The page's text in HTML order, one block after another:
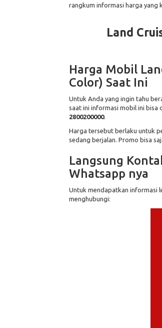
rangkum informasi harga yang
Land
Harga Mobil
Color) Saat Ini
Untuk Anda yang ingin tahu
saat ini informasi mobil ini bisa
2800200000.
Harga tersebut berlaku untuk
sedang berjalan. Promo bisa
Langsung
Whatsapp nya
Untuk mendapatkan informasi
menghubungi: